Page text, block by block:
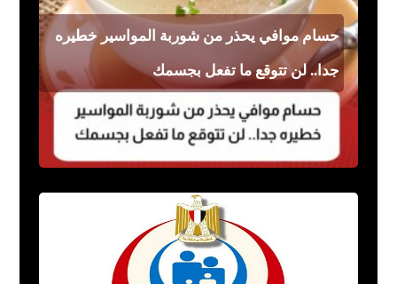
حسام موافي يحذر من شوربة المواسير خطيره
جدا.. لن تتوقع ما تفعل بجسمك